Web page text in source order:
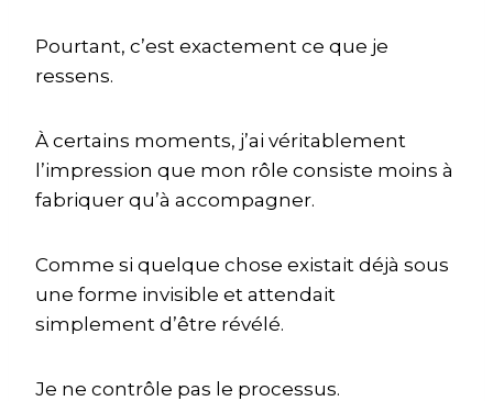
Pourtant, c’est exactement ce que je
ressens.
À certains moments, j’ai véritablement
l’impression que mon rôle consiste moins à
fabriquer qu’à accompagner.
Comme si quelque chose existait déjà sous
une forme invisible et attendait
simplement d’être révélé.
Je ne contrôle pas le processus.